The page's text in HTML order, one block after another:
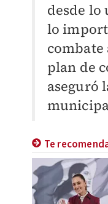
desde
lo
combate
plan de
aseguró
Te